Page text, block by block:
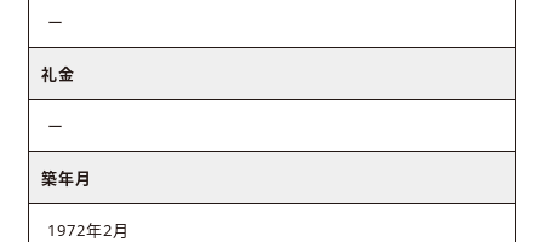
ー
礼金
ー
築年月
1972年2月